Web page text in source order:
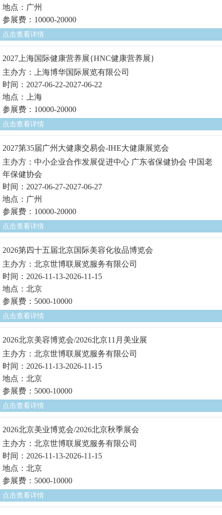
地点：广州
参展费：10000-20000
点击查看详情
2027上海国际健康营养展{HNC健康营养展}
主办方：上海博华国际展览有限公司
时间：2027-06-22-2027-06-22
地点：上海
参展费：10000-20000
点击查看详情
2027第35届广州大健康交易会-IHE大健康展览会
主办方：中小企业合作发展促进中心 广东省保健协会 中国老
年保健协会
时间：2027-06-27-2027-06-27
地点：广州
参展费：10000-20000
点击查看详情
2026第四十五届北京国际美容化妆品博览会
主办方：北京世博联展览服务有限公司
时间：2026-11-13-2026-11-15
地点：北京
参展费：5000-10000
点击查看详情
2026北京美容博览会/2026北京11月美业展
主办方：北京世博联展览服务有限公司
时间：2026-11-13-2026-11-15
地点：北京
参展费：5000-10000
点击查看详情
2026北京美业博览会/2026北京秋季展会
主办方：北京世博联展览服务有限公司
时间：2026-11-13-2026-11-15
地点：北京
参展费：5000-10000
点击查看详情